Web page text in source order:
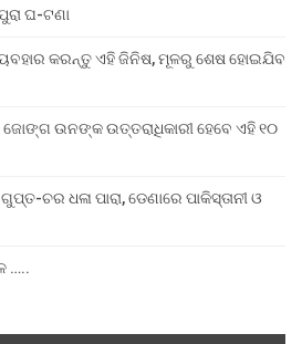
ଘ-ଟଣା
କରନ୍ତୁ ଏହି ଜିନିଷ, ମୂଳରୁ ଶେଷ ହୋଇଯିବ
ଉନଙ୍କ ଉତ୍ତରାଧିକାରୀ ହେବେ ଏହି ୧୦
ଚର ଧଳା ପାରା, ଡେଣାରେ ପାକିସ୍ତାନୀ ଓ
…..